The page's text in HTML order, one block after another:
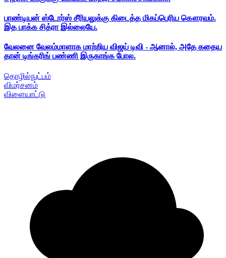
பாண்டியன் ஸ்டோர்ஸ் சீரியலுக்கு கிடைத்த மிகப்பெரிய கௌரவம்.
இத பாக்க சித்ரா இல்லையே.
வேலனை வேலம்மாளாக மாற்றிய விஜய் டிவி - ஆனால், அதே கதைய
தான் டிங்கரிங் பண்ணி இருகாங்க போல.
தொழில்நுட்பம்
விமர்சனம்
விளையாட்டு